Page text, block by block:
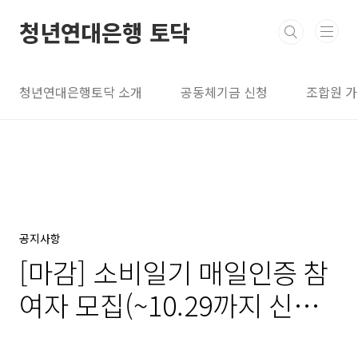
청년연대은행 토닥
청년연대은행토닥 소개 공동체기금 신청 조합원
공지사항
[마감] 소비일기 매일인증 참
여자 모집(~10.29까지 신청,